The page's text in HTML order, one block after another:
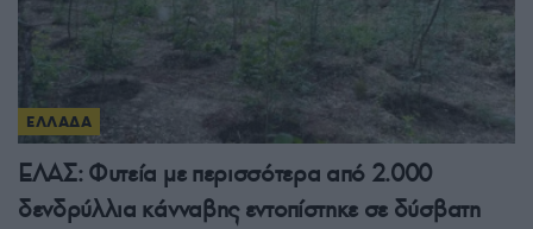
ΕΛΛΑΔΑ
ΕΛΑΣ: Φυτεία με περισσότερα από 2.000
δενδρύλλια κάνναβης εντοπίστηκε σε δύσβατη